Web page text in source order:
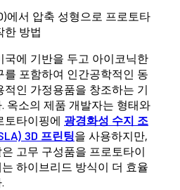
에서 압축 성형으로 프로토타
한 방법
국에 기반을 두고 아이코닉한
를 포함하여 인간공학적인 동
적인 가정용품을 창조하는 기
옥소의 제품 개발자는 형태와
토타이핑에 광경화성 수지 조
3D 프린팅을 사용하지만,
고무 구성품을 프로토타이
하이브리드 방식이 더 효율